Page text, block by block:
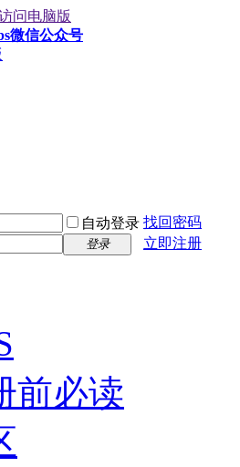
问电脑版
微信公众号
自动登录 找回密码
登录 立即注册
前必读